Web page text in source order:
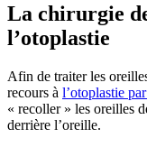
La chirurgie
l’otoplastie
Afin de traiter les
recours à l’otoplastie
« recoller » les oreilles
derrière l’oreille.